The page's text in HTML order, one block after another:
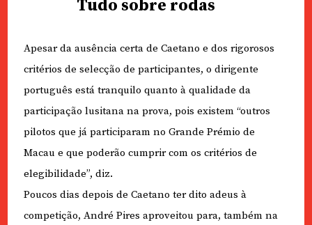
Tudo sobre rodas
Apesar da ausência certa de Caetano e dos rigorosos
critérios de selecção de participantes, o dirigente
português está tranquilo quanto à qualidade da
participação lusitana na prova, pois existem “outros
pilotos que já participaram no Grande Prémio de
Macau e que poderão cumprir com os critérios de
elegibilidade”, diz.
Poucos dias depois de Caetano ter dito adeus à
competição, André Pires aproveitou para, também na